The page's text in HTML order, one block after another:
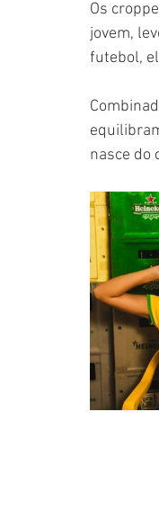
Os
jovem,
futebol,
nasce do